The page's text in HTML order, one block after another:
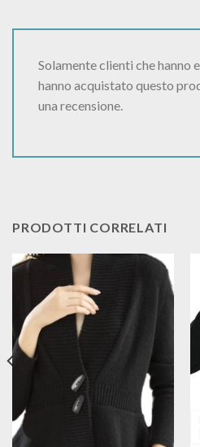
Solamente clienti che hanno
hanno acquistato questo
una recensione.
PRODOTTI CORRELATI